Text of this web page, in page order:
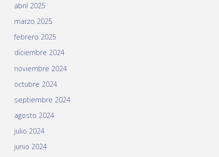
abril 2025
marzo 2025
febrero 2025
diciembre 2024
noviembre 2024
octubre 2024
septiembre 2024
agosto 2024
julio 2024
junio 2024